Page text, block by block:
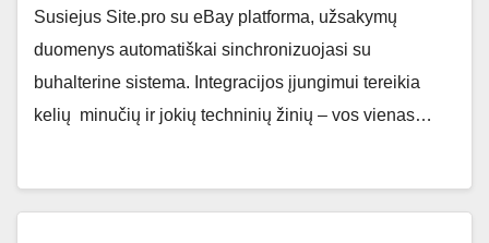
Susiejus Site.pro su eBay platforma, užsakymų
duomenys automatiškai sinchronizuojasi su
buhalterine sistema. Integracijos įjungimui tereikia
kelių minučių ir jokių techninių žinių – vos vienas…